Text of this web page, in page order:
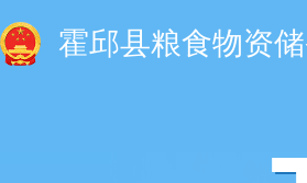
霍邱县粮食物资